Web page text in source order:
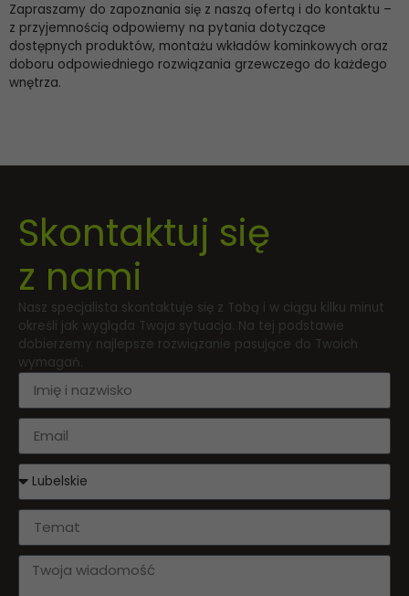
Zapraszamy do zapoznania się z naszą ofertą i do kontaktu –
z przyjemnością odpowiemy na pytania dotyczące
dostępnych produktów, montażu wkładów kominkowych oraz
doboru odpowiedniego rozwiązania grzewczego do każdego
wnętrza.
Skontaktuj się
z nami
Nasz specjalista skontaktuje się z Tobą i w ciągu kilku minut
określi jak wygląda Twoja sytuacja. Na tej podstawie
dobierzemy najlepsze rozwiązanie pasujące do Twoich
wymagań.